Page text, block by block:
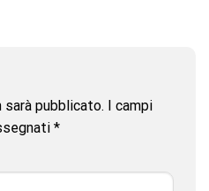
sarà pubblicato.
I campi
*